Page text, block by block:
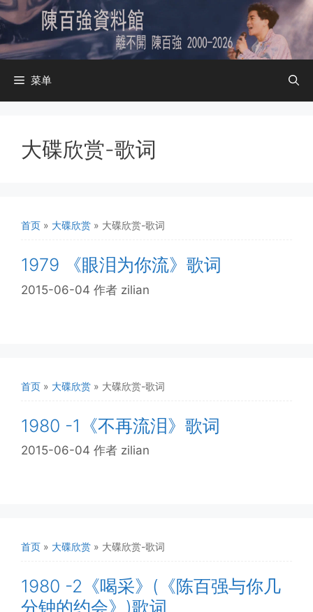
跳
至
内
容
菜单
大碟欣赏-歌词
首页 » 大碟欣赏 » 大碟欣赏-歌词
1979 《眼泪为你流》歌词
2015-06-04 作者 zilian
首页 » 大碟欣赏 » 大碟欣赏-歌词
1980 -1《不再流泪》歌词
2015-06-04 作者 zilian
首页 » 大碟欣赏 » 大碟欣赏-歌词
1980 -2《喝采》(《陈百强与你几
分钟的约会》)歌词